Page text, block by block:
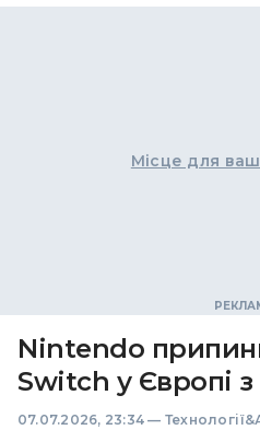
Місце для
Nintendo
Switch у Європі
07.07.2026, 23:34 —